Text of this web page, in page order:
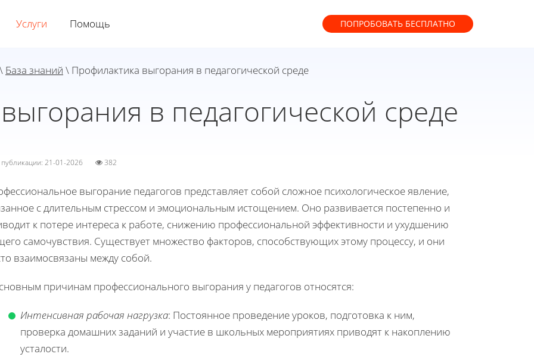
Услуги Помощь ПОПРОБОВАТЬ БЕСПЛАТНО
\ База знаний \ Профилактика выгорания в педагогической среде
в педагогической среде
публикации: 21-01-2026 382
выгорание педагогов представляет собой сложное психологическое явление,
с длительным стрессом и эмоциональным истощением. Оно развивается постепенно и
к потере интереса к работе, снижению профессиональной эффективности и ухудшению
самочувствия. Существует множество факторов, способствующих этому процессу, и они
взаимосвязаны между собой.
причинам профессионального выгорания у педагогов относятся:
Интенсивная рабочая нагрузка: Постоянное проведение уроков, подготовка к ним,
проверка домашних заданий и участие в школьных мероприятиях приводят к накоплению
усталости.